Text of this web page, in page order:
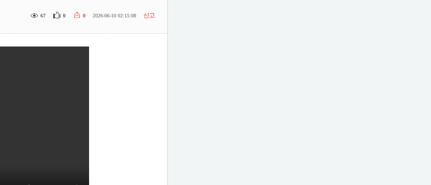
67 0 0 2026-06-10 02:15:08 신고